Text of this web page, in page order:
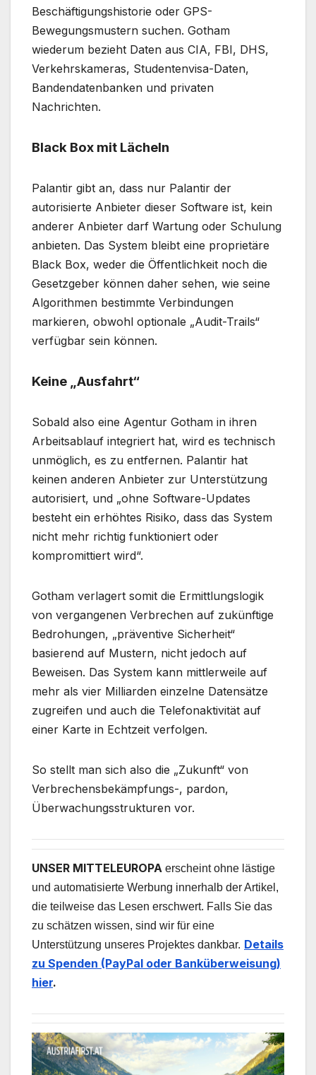
Beschäftigungshistorie oder GPS-
Bewegungsmustern suchen. Gotham
wiederum bezieht Daten aus CIA, FBI, DHS,
Verkehrskameras, Studentenvisa-Daten,
Bandendatenbanken und privaten
Nachrichten.
Black Box mit Lächeln
Palantir gibt an, dass nur Palantir der
autorisierte Anbieter dieser Software ist, kein
anderer Anbieter darf Wartung oder Schulung
anbieten. Das System bleibt eine proprietäre
Black Box, weder die Öffentlichkeit noch die
Gesetzgeber können daher sehen, wie seine
Algorithmen bestimmte Verbindungen
markieren, obwohl optionale „Audit-Trails“
verfügbar sein können.
Keine „Ausfahrt“
Sobald also eine Agentur Gotham in ihren
Arbeitsablauf integriert hat, wird es technisch
unmöglich, es zu entfernen. Palantir hat
keinen anderen Anbieter zur Unterstützung
autorisiert, und „ohne Software-Updates
besteht ein erhöhtes Risiko, dass das System
nicht mehr richtig funktioniert oder
kompromittiert wird“.
Gotham verlagert somit die Ermittlungslogik
von vergangenen Verbrechen auf zukünftige
Bedrohungen, „präventive Sicherheit“
basierend auf Mustern, nicht jedoch auf
Beweisen. Das System kann mittlerweile auf
mehr als vier Milliarden einzelne Datensätze
zugreifen und auch die Telefonaktivität auf
einer Karte in Echtzeit verfolgen.
So stellt man sich also die „Zukunft“ von
Verbrechensbekämpfungs-, pardon,
Überwachungsstrukturen vor.
UNSER MITTELEUROPA erscheint ohne lästige
und automatisierte Werbung innerhalb der Artikel,
die teilweise das Lesen erschwert. Falls Sie das
zu schätzen wissen, sind wir für eine
Unterstützung unseres Projektes dankbar. Details
zu Spenden (PayPal oder Banküberweisung)
hier.